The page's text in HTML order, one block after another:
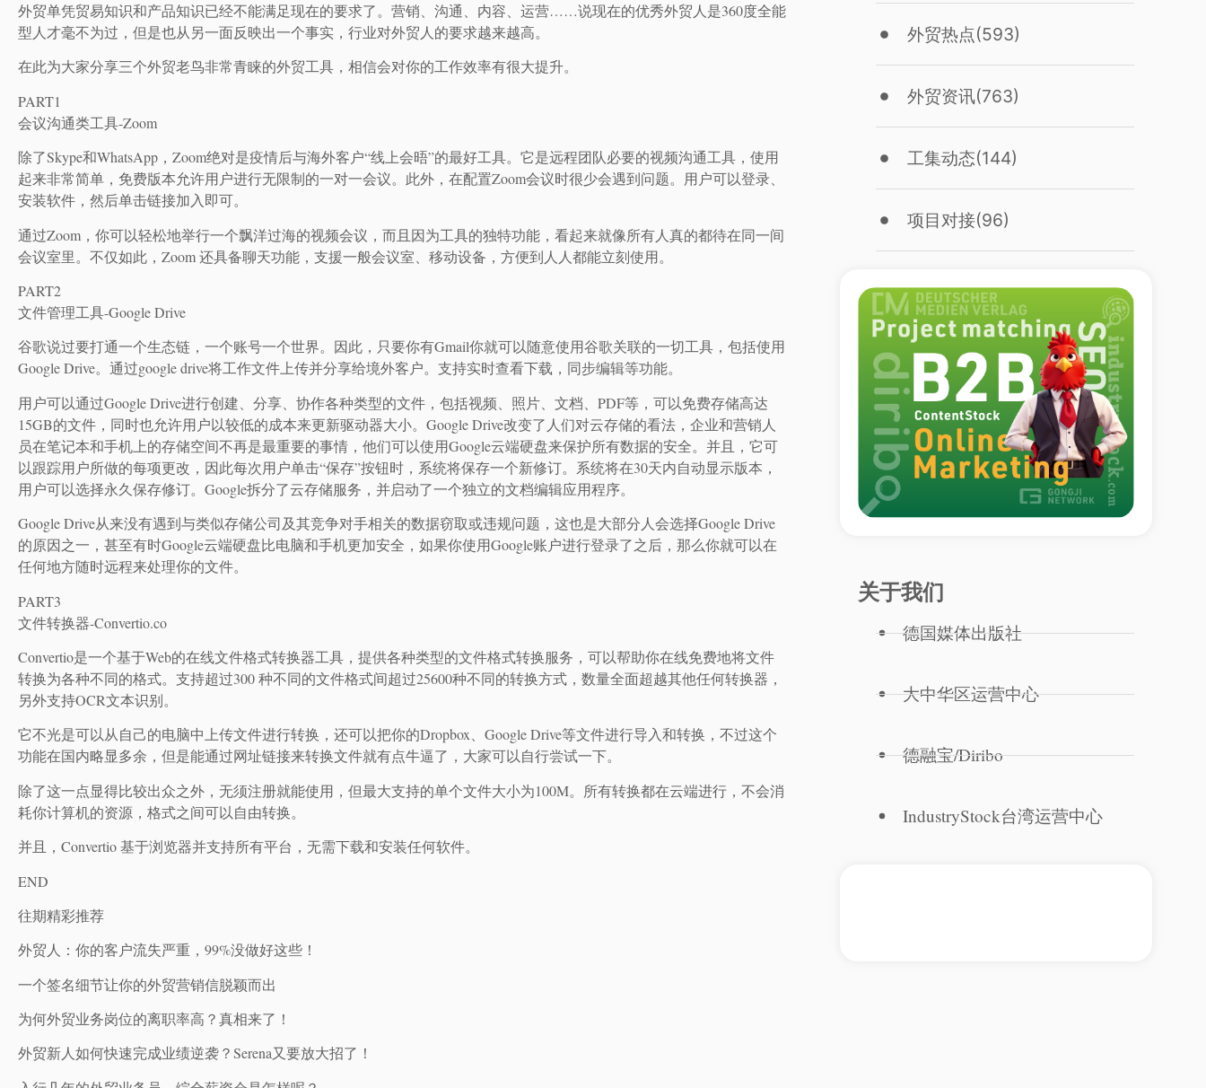
外贸单凭贸易知识和产品知识已经不能满足现在的要求了。营销、沟通、内容、运营……说现在的优秀外贸人是360度全能
型人才毫不为过，但是也从另一面反映出一个事实，行业对外贸人的要求越来越高。
在此为大家分享三个外贸老鸟非常青睐的外贸工具，相信会对你的工作效率有很大提升。
PART1
会议沟通类工具-Zoom
除了Skype和WhatsApp，Zoom绝对是疫情后与海外客户“线上会晤”的最好工具。它是远程团队必要的视频沟通工具，使用
起来非常简单，免费版本允许用户进行无限制的一对一会议。此外，在配置Zoom会议时很少会遇到问题。用户可以登录、
安装软件，然后单击链接加入即可。
通过Zoom，你可以轻松地举行一个飘洋过海的视频会议，而且因为工具的独特功能，看起来就像所有人真的都待在同一间
会议室里。不仅如此，Zoom 还具备聊天功能，支援一般会议室、移动设备，方便到人人都能立刻使用。
PART2
文件管理工具-Google Drive
谷歌说过要打通一个生态链，一个账号一个世界。因此，只要你有Gmail你就可以随意使用谷歌关联的一切工具，包括使用
Google Drive。通过google drive将工作文件上传并分享给境外客户。支持实时查看下载，同步编辑等功能。
用户可以通过Google Drive进行创建、分享、协作各种类型的文件，包括视频、照片、文档、PDF等，可以免费存储高达
15GB的文件，同时也允许用户以较低的成本来更新驱动器大小。Google Drive改变了人们对云存储的看法，企业和营销人
员在笔记本和手机上的存储空间不再是最重要的事情，他们可以使用Google云端硬盘来保护所有数据的安全。并且，它可
以跟踪用户所做的每项更改，因此每次用户单击“保存”按钮时，系统将保存一个新修订。系统将在30天内自动显示版本，
用户可以选择永久保存修订。Google拆分了云存储服务，并启动了一个独立的文档编辑应用程序。
Google Drive从来没有遇到与类似存储公司及其竞争对手相关的数据窃取或违规问题，这也是大部分人会选择Google Drive
的原因之一，甚至有时Google云端硬盘比电脑和手机更加安全，如果你使用Google账户进行登录了之后，那么你就可以在
任何地方随时远程来处理你的文件。
PART3
文件转换器-Convertio.co
Convertio是一个基于Web的在线文件格式转换器工具，提供各种类型的文件格式转换服务，可以帮助你在线免费地将文件
转换为各种不同的格式。支持超过300 种不同的文件格式间超过25600种不同的转换方式，数量全面超越其他任何转换器，
另外支持OCR文本识别。
它不光是可以从自己的电脑中上传文件进行转换，还可以把你的Dropbox、Google Drive等文件进行导入和转换，不过这个
功能在国内略显多余，但是能通过网址链接来转换文件就有点牛逼了，大家可以自行尝试一下。
除了这一点显得比较出众之外，无须注册就能使用，但最大支持的单个文件大小为100M。所有转换都在云端进行，不会消
耗你计算机的资源，格式之间可以自由转换。
并且，Convertio 基于浏览器并支持所有平台，无需下载和安装任何软件。
END
往期精彩推荐
外贸人：你的客户流失严重，99%没做好这些！
一个签名细节让你的外贸营销信脱颖而出
为何外贸业务岗位的离职率高？真相来了！
外贸新人如何快速完成业绩逆袭？Serena又要放大招了！
外贸热点(593)
外贸资讯(763)
工集动态(144)
项目对接(96)
关于我们
德国媒体出版社
大中华区运营中心
德融宝/Diribo
IndustryStock台湾运营中心